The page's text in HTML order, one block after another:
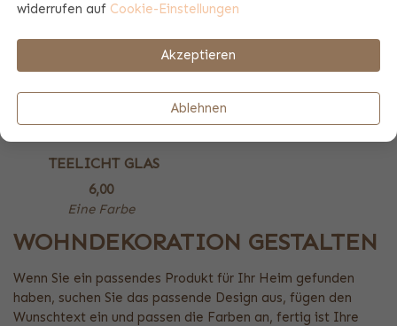
TEELICHT GLAS
6,00
Eine Farbe
WOHNDEKORATION GESTALTEN
Wenn Sie ein passendes Produkt für Ihr Heim gefunden
haben, suchen Sie das passende Design aus, fügen den
Wunschtext ein und passen die Farben an, fertig ist Ihre
widerrufen auf Cookie-Einstellungen
Akzeptieren
Ablehnen